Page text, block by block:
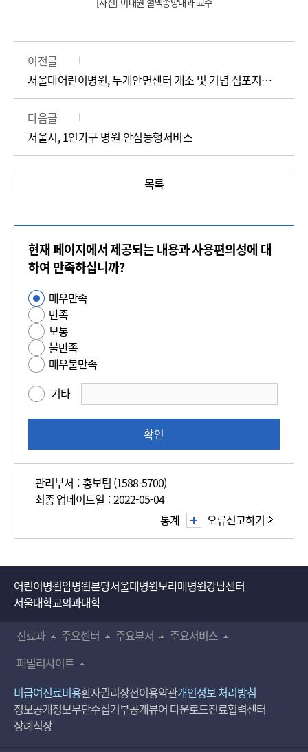
이전글
서울대어린이병원, 두개안면센터 개소 및 기념 심포지엄 개최 성료
다음글
서울시, 1인가구 병원 안심동행서비스
목록
현재 페이지에서 제공되는 내용과 사용편의성에 대
하여 만족하십니까?
사
용
편
의
성
족
사
매우만족
만족
보통
불만족
매우불만족
기타
확인
관리부서 : 홍보팀 (1588-5700)
최종 업데이트일 : 2022-05-04
오류신고하기
통계
어린이병원암병원분당서울대병원보라매병원강남센터
서울대학교의과대학
진료과
주요센터 주요부서
주요서비스
패밀리사이트
비급여진료비용환자권리장전이용약관개인정보 처리방침
정보공개정보무단수집거부공개뷰어 다운로드진료협력센터
장례식장